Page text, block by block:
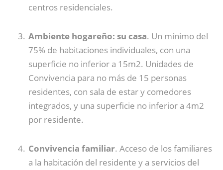
centros residenciales.
Ambiente hogareño: su casa. Un mínimo del
75% de habitaciones individuales, con una
superficie no inferior a 15m2. Unidades de
Convivencia para no más de 15 personas
residentes, con sala de estar y comedores
integrados, y una superficie no inferior a 4m2
por residente.
Convivencia familiar. Acceso de los familiares
a la habitación del residente y a servicios del